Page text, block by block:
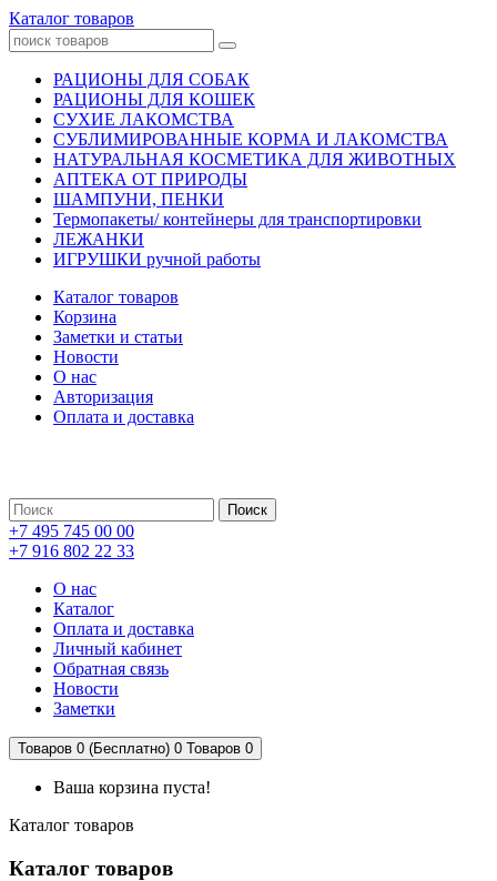
Каталог товаров
РАЦИОНЫ ДЛЯ СОБАК
РАЦИОНЫ ДЛЯ КОШЕК
СУХИЕ ЛАКОМСТВА
СУБЛИМИРОВАННЫЕ КОРМА И ЛАКОМСТВА
НАТУРАЛЬНАЯ КОСМЕТИКА ДЛЯ ЖИВОТНЫХ
АПТЕКА ОТ ПРИРОДЫ
ШАМПУНИ, ПЕНКИ
Термопакеты/ контейнеры для транспортировки
ЛЕЖАНКИ
ИГРУШКИ ручной работы
Каталог товаров
Корзина
Заметки и статьи
Новости
О нас
Авторизация
Оплата и доставка
Поиск
+7 495 745 00 00
+7 916 802 22 33
О нас
Каталог
Оплата и доставка
Личный кабинет
Обратная связь
Новости
Заметки
Товаров 0 (Бесплатно) 0 Товаров 0
Ваша корзина пуста!
Каталог товаров
Каталог товаров